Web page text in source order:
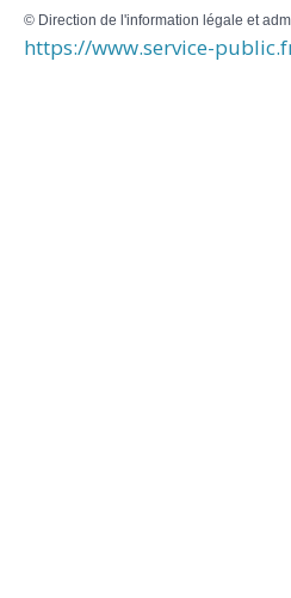
© Direction de l'information légale et
https://www.service-